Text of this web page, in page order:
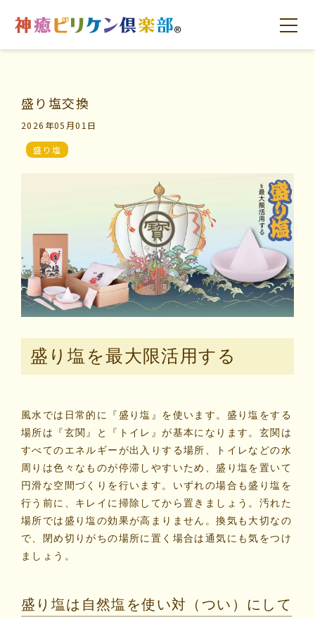
はじめての方へ
はじめての方へ
交流の場
学びの場
マイビリちゃん診断
よくなるメッセージ
体験談
会社案内
お問い合わせ
盛り塩交換
2026年05月01日
盛り塩
盛り塩を最大限活用する
風水では日常的に『盛り塩』を使います。盛り塩をする
場所は『玄関』と『トイレ』が基本になります。玄関は
すべてのエネルギーが出入りする場所、トイレなどの水
周りは色々なものが停滞しやすいため、盛り塩を置いて
円滑な空間づくりを行います。いずれの場合も盛り塩を
行う前に、キレイに掃除してから置きましょう。汚れた
場所では盛り塩の効果が高まりません。換気も大切なの
で、閉め切りがちの場所に置く場合は通気にも気をつけ
ましょう。
盛り塩は自然塩を使い対（つい）にして